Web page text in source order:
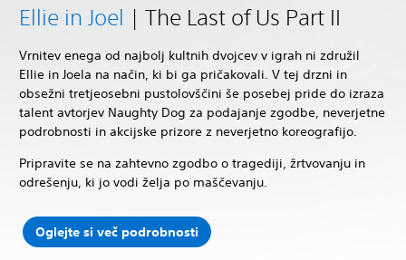
Ellie in Joel | The Last of Us Part II
Vrnitev enega od najbolj kultnih dvojcev v igrah ni združil
Ellie in Joela na način, ki bi ga pričakovali. V tej drzni in
obsežni tretjeosebni pustolovščini še posebej pride do izraza
talent avtorjev Naughty Dog za podajanje zgodbe, neverjetne
podrobnosti in akcijske prizore z neverjetno koreografijo.
Pripravite se na zahtevno zgodbo o tragediji, žrtvovanju in
odrešenju, ki jo vodi želja po maščevanju.
Oglejte si več podrobnosti